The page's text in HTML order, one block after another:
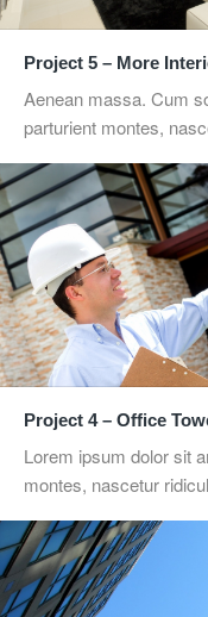
Project 5 – More
Aenean massa. Cum
parturient montes,
Project 4 – Office
Lorem ipsum dolor sit
montes, nascetur